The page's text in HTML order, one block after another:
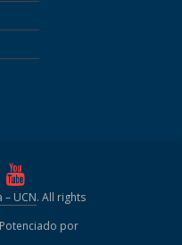
– UCN. All rights
por